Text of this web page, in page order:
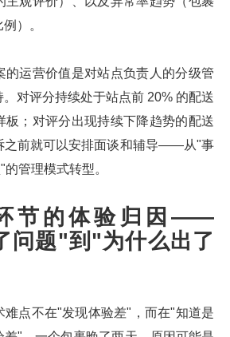
）。
的运营价值是对站点负责人的分级管
对评分持续处于站点前 20% 的配送
板；对评分出现持续下降趋势的配送
之前就可以安排面谈和辅导——从"事
管理模式转型。
节的体验归因——
问题"到"为什么出了
难点不在"发现体验差"，而在"知道是